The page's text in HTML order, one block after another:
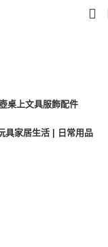
桌上文具服飾配件
具家居生活 | 日常用品